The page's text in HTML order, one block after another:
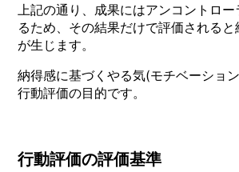
上記の通り、成果にはアンコントロ
るため、その結果だけで評価される
が生じます。
納得感に基づくやる気(モチベーショ
行動評価の目的です。
行動評価の評価基準